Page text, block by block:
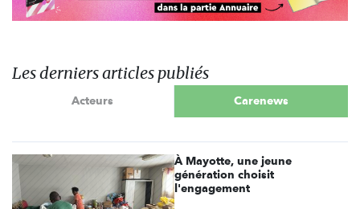
Les derniers articles publiés
Acteurs Carenews
À Mayotte, une jeune
génération choisit
l'engagement